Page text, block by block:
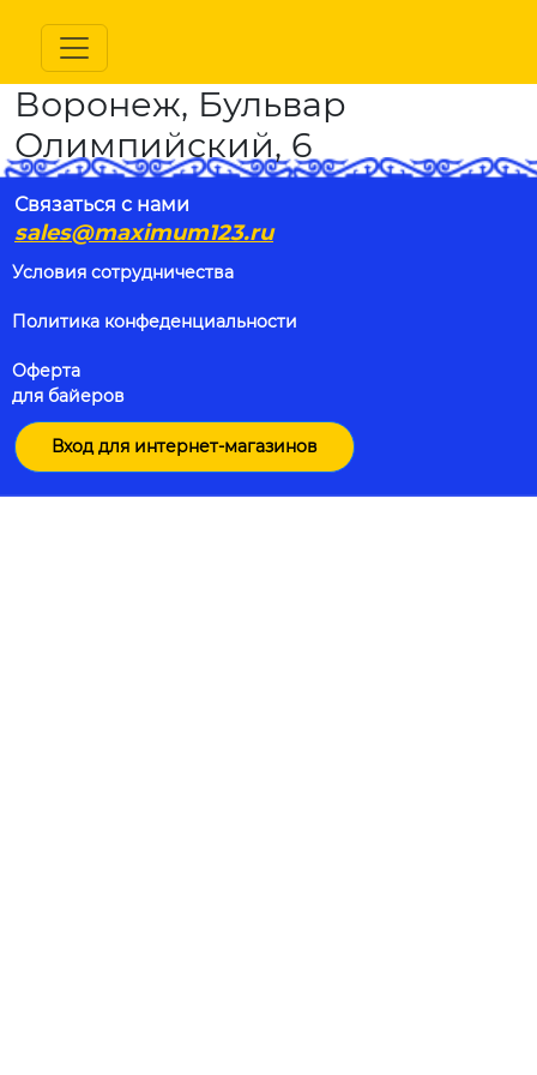
Воронеж, Бульвар
Олимпийский, 6
Связаться с нами
sales@maximum123.ru
Условия сотрудничества
Политика конфеденциальности
Оферта
для байеров
Вход для интернет-магазинов